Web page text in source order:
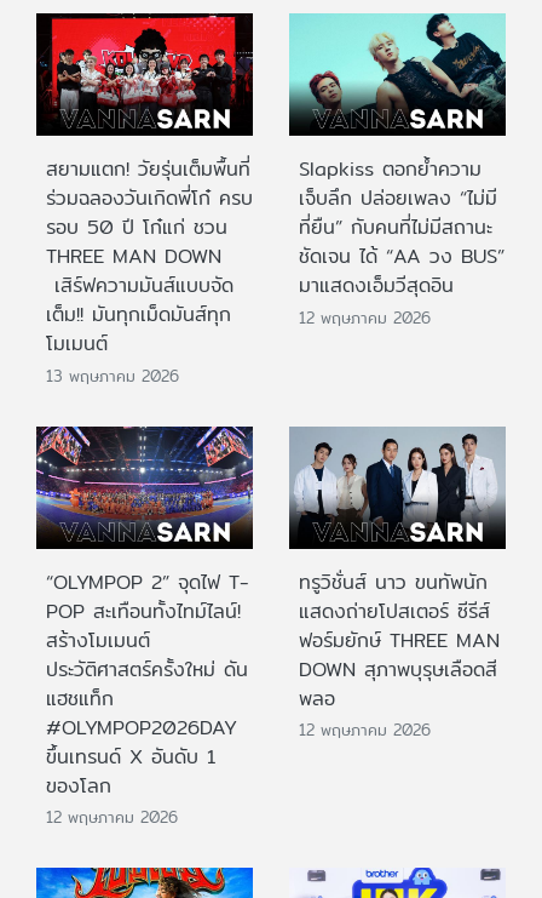
สยามแตก! วัยรุ่นเต็มพื้นที่
ร่วมฉลองวันเกิดพี่โก๋ ครบ
รอบ 50 ปี โก๋แก่ ชวน
THREE MAN DOWN
เสิร์ฟความมันส์แบบจัด
เต็ม!! มันทุกเม็ดมันส์ทุก
โมเมนต์
13 พฤษภาคม 2026
Slapkiss ตอกย้ำความ
เจ็บลึก ปล่อยเพลง “ไม่มี
ที่ยืน” กับคนที่ไม่มีสถานะ
ชัดเจน ได้ “AA วง BUS”
มาแสดงเอ็มวีสุดอิน
12 พฤษภาคม 2026
“OLYMPOP 2” จุดไฟ T-
POP สะเทือนทั้งไทม์ไลน์!
สร้างโมเมนต์
ประวัติศาสตร์ครั้งใหม่ ดัน
แฮชแท็ก
#OLYMPOP2026DAY
ขึ้นเทรนด์ X อันดับ 1
ของโลก
12 พฤษภาคม 2026
ทรูวิชั่นส์ นาว ขนทัพนัก
แสดงถ่ายโปสเตอร์ ซีรีส์
ฟอร์มยักษ์ THREE MAN
DOWN สุภาพบุรุษเลือดสี
พลอ
12 พฤษภาคม 2026